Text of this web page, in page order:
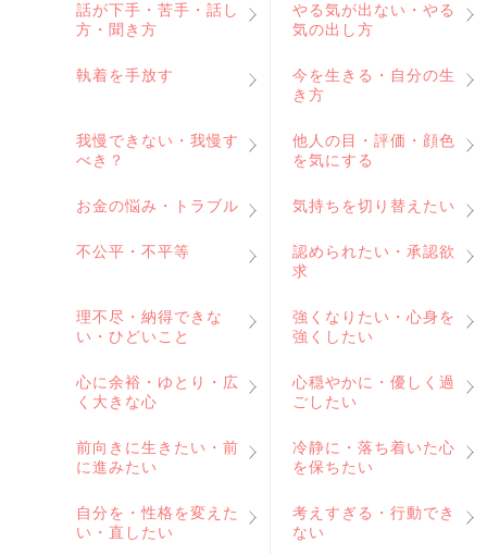
話が下手・苦手・話し
方・聞き方
やる気が出ない・やる
気の出し方
執着を手放す
今を生きる・自分の生
き方
我慢できない・我慢す
べき？
他人の目・評価・顔色
を気にする
お金の悩み・トラブル 気持ちを切り替えたい
不公平・不平等
認められたい・承認欲
求
理不尽・納得できな
い・ひどいこと
強くなりたい・心身を
強くしたい
心に余裕・ゆとり・広
く大きな心
心穏やかに・優しく過
ごしたい
前向きに生きたい・前
に進みたい
冷静に・落ち着いた心
を保ちたい
自分を・性格を変えた
い・直したい
考えすぎる・行動でき
ない